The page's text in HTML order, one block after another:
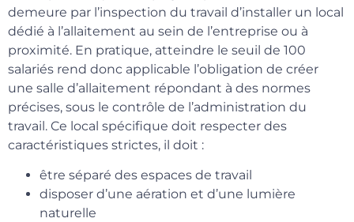
demeure par l’inspection du travail d’installer un local
dédié à l’allaitement au sein de l’entreprise ou à
proximité. En pratique, atteindre le seuil de 100
salariés rend donc applicable l’obligation de créer
une salle d’allaitement répondant à des normes
précises, sous le contrôle de l’administration du
travail. Ce local spécifique doit respecter des
caractéristiques strictes, il doit :
être séparé des espaces de travail
disposer d’une aération et d’une lumière
naturelle